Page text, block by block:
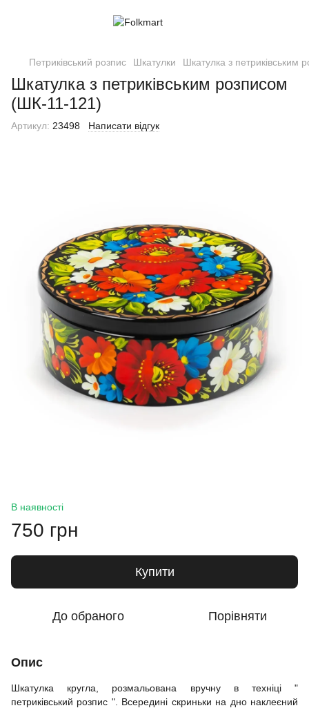
Петриківський розпис Шкатулки Шкатулка з
Шкатулка з петриківським розписом
(ШК-11-121)
Артикул: 23498 Написати відгук
В наявності
750 грн
Купити
До обраного Порівняти
Опис
Шкатулка кругла, розмальована вручну в техніці "
петриківський розпис ". Всередині скриньки на дно наклеєний